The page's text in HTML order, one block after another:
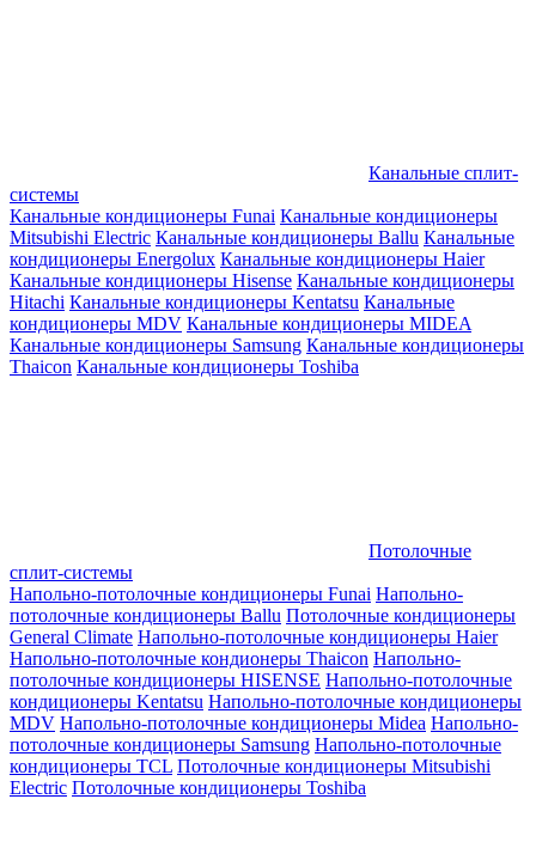
Канальные сплит-
системы
Канальные кондиционеры Funai Канальные кондиционеры
Mitsubishi Electric Канальные кондиционеры Ballu Канальные
кондиционеры Energolux Канальные кондиционеры Haier
Канальные кондиционеры Hisense Канальные кондиционеры
Hitachi Канальные кондиционеры Kentatsu Канальные
кондиционеры MDV Канальные кондиционеры MIDEA
Канальные кондиционеры Samsung Канальные кондиционеры
Thaicon Канальные кондиционеры Toshiba
Потолочные
сплит-системы
Напольно-потолочные кондиционеры Funai Напольно-
потолочные кондиционеры Ballu Потолочные кондиционеры
General Climate Напольно-потолочные кондиционеры Haier
Напольно-потолочные кондионеры Thaicon Напольно-
потолочные кондиционеры HISENSE Напольно-потолочные
кондиционеры Kentatsu Напольно-потолочные кондиционеры
MDV Напольно-потолочные кондиционеры Midea Напольно-
потолочные кондиционеры Samsung Напольно-потолочные
кондиционеры TCL Потолочные кондиционеры Mitsubishi
Electric Потолочные кондиционеры Toshiba